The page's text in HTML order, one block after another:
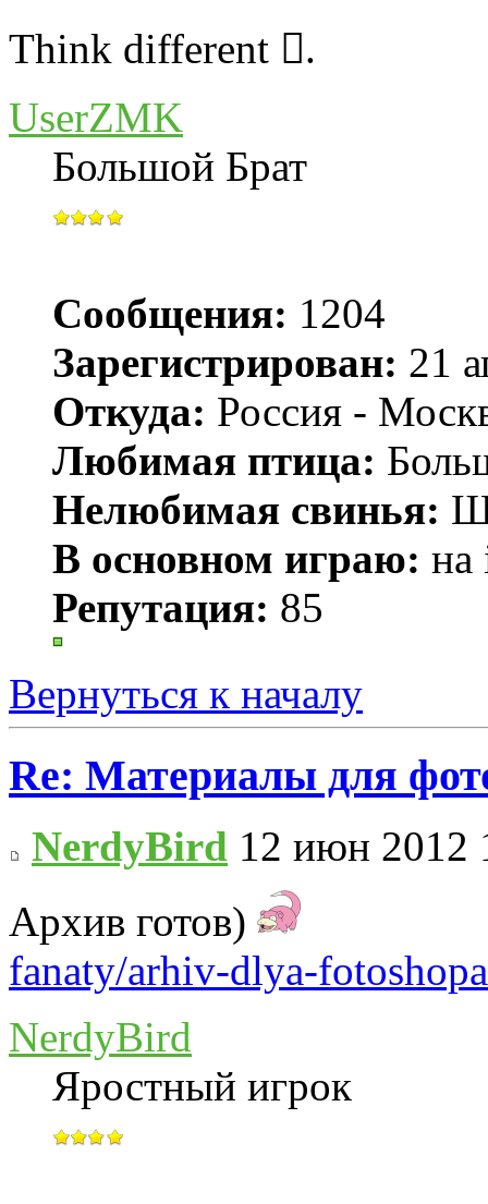
Think different .
UserZMK
Большой Брат
Сообщения: 1204
Зарегистрирован: 21
Откуда: Россия -
Любимая птица:
Нелюбимая свинья:
В основном играю: на
Репутация: 85
Вернуться к началу
Re: Материалы для
NerdyBird 12 июн 2012
Архив готов)
fanaty/arhiv-dlya-
NerdyBird
Яростный игрок